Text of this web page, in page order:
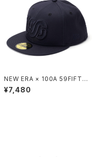
NEW ERA × 100A 59FIFTY
*NAVY / NAVY LOGO
¥7,480